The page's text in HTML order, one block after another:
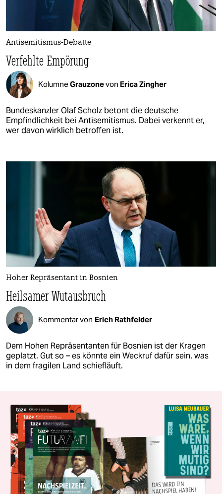
Antisemitismus-Debatte
Verfehlte Empörung
KolumneGrauzonevon Erica Zingher
Bundeskanzler Olaf Scholz betont die deutsche
Empfindlichkeit bei Antisemitismus. Dabei verkennt er,
wer davon wirklich betroffen ist.
Hoher Repräsentant in Bosnien
Heilsamer Wutausbruch
Kommentar von Erich Rathfelder
Dem Hohen Repräsentanten für Bosnien ist der Kragen
geplatzt. Gut so – es könnte ein Weckruf dafür sein, was
in dem fragilen Land schiefläuft.